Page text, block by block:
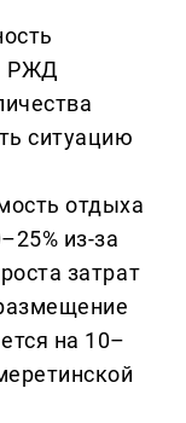
РЖД
ситуацию
отдыха
из-за
затрат
на 10–